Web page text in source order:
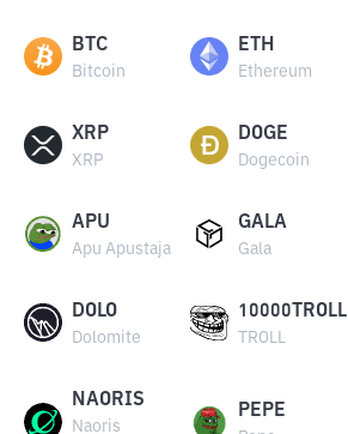
BTC
Bitcoin
ETH
Ethereum
XRP
XRP
DOGE
Dogecoin
APU
Apu Apustaja
GALA
Gala
DOLO
Dolomite
10000TROLL
TROLL
NAORIS
Naoris
PEPE